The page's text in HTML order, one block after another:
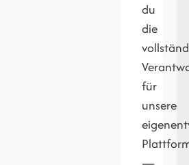
du
die
für
unsere